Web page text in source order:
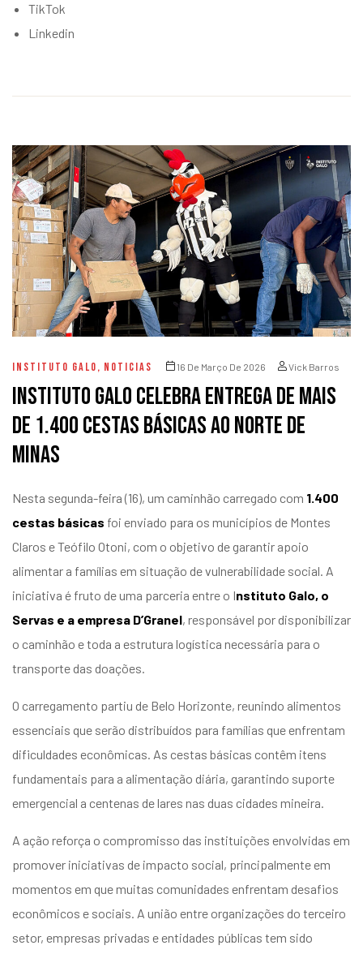
TikTok
Linkedin
INSTITUTO GALO, NOTICIAS 16 De Março De 2026 Vick Barros
Instituto Galo celebra entrega de mais
de 1.400 cestas básicas ao norte de
Minas
Nesta segunda-feira (16), um caminhão carregado com 1.400
cestas básicas foi enviado para os municípios de Montes
Claros e Teófilo Otoni, com o objetivo de garantir apoio
alimentar a famílias em situação de vulnerabilidade social. A
iniciativa é fruto de uma parceria entre o Instituto Galo, o
Servas e a empresa D’Granel, responsável por disponibilizar
o caminhão e toda a estrutura logística necessária para o
transporte das doações.
O carregamento partiu de Belo Horizonte, reunindo alimentos
essenciais que serão distribuídos para famílias que enfrentam
dificuldades econômicas. As cestas básicas contêm itens
fundamentais para a alimentação diária, garantindo suporte
emergencial a centenas de lares nas duas cidades mineira.
A ação reforça o compromisso das instituições envolvidas em
promover iniciativas de impacto social, principalmente em
momentos em que muitas comunidades enfrentam desafios
econômicos e sociais. A união entre organizações do terceiro
setor, empresas privadas e entidades públicas tem sido